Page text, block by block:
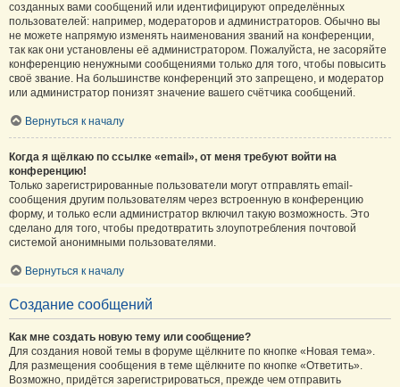
созданных вами сообщений или идентифицируют определённых
пользователей: например, модераторов и администраторов. Обычно вы
не можете напрямую изменять наименования званий на конференции,
так как они установлены её администратором. Пожалуйста, не засоряйте
конференцию ненужными сообщениями только для того, чтобы повысить
своё звание. На большинстве конференций это запрещено, и модератор
или администратор понизят значение вашего счётчика сообщений.
Вернуться к началу
Когда я щёлкаю по ссылке «email», от меня требуют войти на
конференцию!
Только зарегистрированные пользователи могут отправлять email-
сообщения другим пользователям через встроенную в конференцию
форму, и только если администратор включил такую возможность. Это
сделано для того, чтобы предотвратить злоупотребления почтовой
системой анонимными пользователями.
Вернуться к началу
Создание сообщений
Как мне создать новую тему или сообщение?
Для создания новой темы в форуме щёлкните по кнопке «Новая тема».
Для размещения сообщения в теме щёлкните по кнопке «Ответить».
Возможно, придётся зарегистрироваться, прежде чем отправить